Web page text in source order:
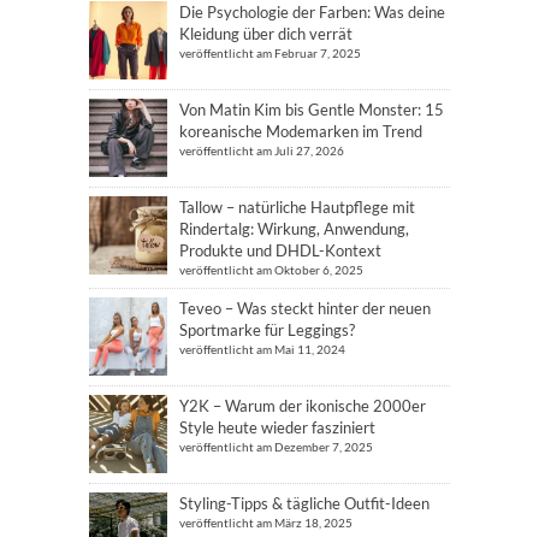
Die Psychologie der Farben: Was deine
Kleidung über dich verrät
veröffentlicht am Februar 7, 2025
Von Matin Kim bis Gentle Monster: 15
koreanische Modemarken im Trend
veröffentlicht am Juli 27, 2026
Tallow – natürliche Hautpflege mit
Rindertalg: Wirkung, Anwendung,
Produkte und DHDL-Kontext
veröffentlicht am Oktober 6, 2025
Teveo – Was steckt hinter der neuen
Sportmarke für Leggings?
veröffentlicht am Mai 11, 2024
Y2K – Warum der ikonische 2000er
Style heute wieder fasziniert
veröffentlicht am Dezember 7, 2025
Styling-Tipps & tägliche Outfit-Ideen
veröffentlicht am März 18, 2025